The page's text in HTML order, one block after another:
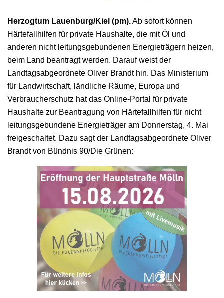
Herzogtum Lauenburg/Kiel (pm).Ab sofort können
Härtefallhilfen für private Haushalte, die mit Öl und
anderen nicht leitungsgebundenen Energieträgern heizen,
beim Land beantragt werden. Darauf weist der
Landtagsabgeordnete Oliver Brandt hin. Das Ministerium
für Landwirtschaft, ländliche Räume, Europa und
Verbraucherschutz hat das Online-Portal für private
Haushalte zur Beantragung von Härtefallhilfen für nicht
leitungsgebundene Energieträger am Donnerstag, 4. Mai
freigeschaltet. Dazu sagt der Landtagsabgeordnete Oliver
Brandt von Bündnis 90/Die Grünen: